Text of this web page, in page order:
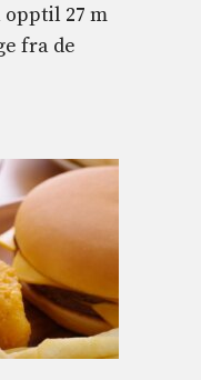
27 m
fra de